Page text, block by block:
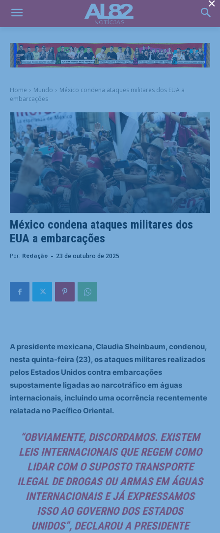
Home Mundo
México condena ataques militares dos EUA a
embarcações
México condena ataques militares dos
EUA a embarcações
Por: Redação - 23 de outubro de 2025
A presidente mexicana, Claudia Sheinbaum, condenou,
nesta quinta-feira (23), os ataques militares realizados
pelos Estados Unidos contra embarcações
supostamente ligadas ao narcotráfico em águas
internacionais, incluindo uma ocorrência recentemente
relatada no Pacífico Oriental.
“OBVIAMENTE, DISCORDAMOS. EXISTEM
LEIS INTERNACIONAIS QUE REGEM COMO
LIDAR COM O SUPOSTO TRANSPORTE
ILEGAL DE DROGAS OU ARMAS EM ÁGUAS
INTERNACIONAIS E JÁ EXPRESSAMOS
ISSO AO GOVERNO DOS ESTADOS
UNIDOS”, DECLAROU A PRESIDENTE